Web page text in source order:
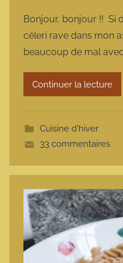
r
m
a
r
Bonjour, bonjour !! Si
céleri rave dans mon
beaucoup de mal
Continuer la lecture
Cuisine d'hiver
33 commentaires